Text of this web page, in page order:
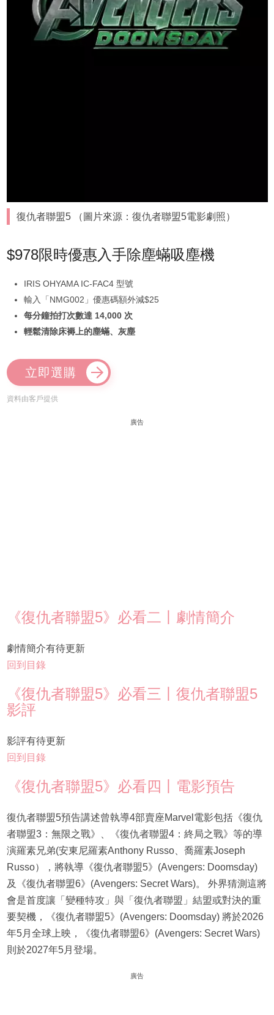
復仇者聯盟5 （圖片來源：復仇者聯盟5電影劇照）
$978限時優惠入手除塵蟎吸塵機
IRIS OHYAMA IC-FAC4 型號
輸入「NMG002」優惠碼額外減$25
每分鐘拍打次數達 14,000 次
輕鬆清除床褥上的塵蟎、灰塵
立即選購
資料由客戶提供
廣告
《復仇者聯盟5》必看二丨劇情簡介
劇情簡介有待更新
回到目錄
《復仇者聯盟5》必看三丨復仇者聯盟5
影評
影評有待更新
回到目錄
《復仇者聯盟5》必看四丨電影預告
復仇者聯盟5預告講述曾執導4部賣座Marvel電影包括《復仇
者聯盟3：無限之戰》、《復仇者聯盟4：終局之戰》等的導
演羅素兄弟(安東尼羅素Anthony Russo、喬羅素Joseph
Russo），將執導《復仇者聯盟5》(Avengers: Doomsday)
及《復仇者聯盟6》(Avengers: Secret Wars)。 外界猜測這將
會是首度讓「變種特攻」與「復仇者聯盟」結盟或對決的重
要契機，《復仇者聯盟5》(Avengers: Doomsday) 將於2026
年5月全球上映，《復仇者聯盟6》(Avengers: Secret Wars)
則於2027年5月登場。
廣告